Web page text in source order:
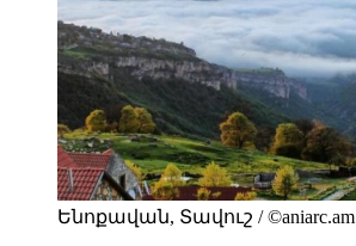
Ենոքավան, Տավուշ / ©aniarc.am